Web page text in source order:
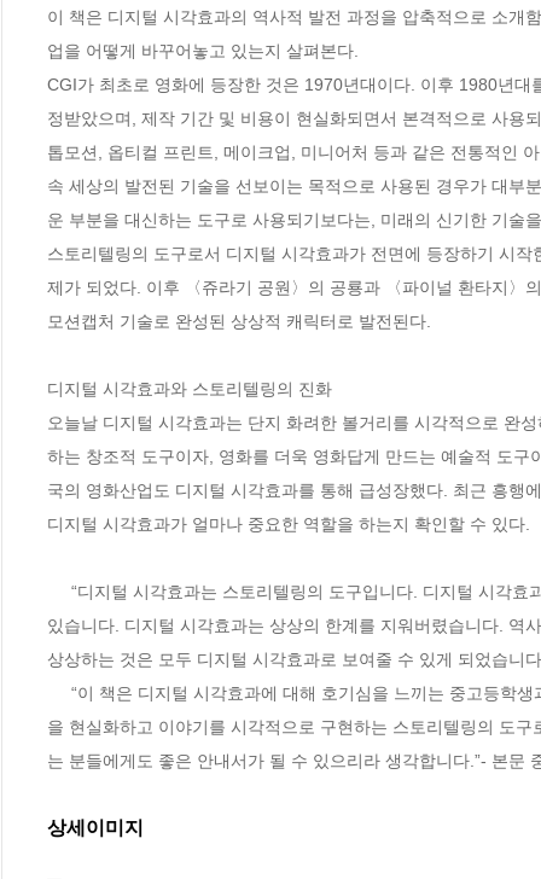
이 책은 디지털 시각효과의 역사적 발전 과정을 압축적으로 소
업을 어떻게 바꾸어놓고 있는지 살펴본다.
CGI가 최초로 영화에 등장한 것은 1970년대이다. 이후 1980년
정받았으며, 제작 기간 및 비용이 현실화되면서 본격적으로 사
톱모션, 옵티컬 프린트, 메이크업, 미니어처 등과 같은 전통적인
속 세상의 발전된 기술을 선보이는 목적으로 사용된 경우가 대부
운 부분을 대신하는 도구로 사용되기보다는, 미래의 신기한 기
스토리텔링의 도구로서 디지털 시각효과가 전면에 등장하기 시
제가 되었다. 이후 〈쥬라기 공원〉의 공룡과 〈파이널 환타지〉
모션캡처 기술로 완성된 상상적 캐릭터로 발전된다.
디지털 시각효과와 스토리텔링의 진화
오늘날 디지털 시각효과는 단지 화려한 볼거리를 시각적으로 완
하는 창조적 도구이자, 영화를 더욱 영화답게 만드는 예술적 도
국의 영화산업도 디지털 시각효과를 통해 급성장했다. 최근 흥
디지털 시각효과가 얼마나 중요한 역할을 하는지 확인할 수 있다.
있습니다. 디지털 시각효과는 상상의 한계를 지워버렸습니다. 역
상상하는 것은 모두 디지털 시각효과로 보여줄 수 있게 되었습니
을 현실화하고 이야기를 시각적으로 구현하는 스토리텔링의 도
는 분들에게도 좋은 안내서가 될 수 있으리라 생각합니다.”- 본문
상세이미지